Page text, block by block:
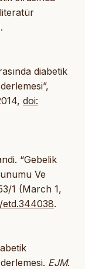
diabetik
doi:
“Gebelik
Ve
1 (March 1,
etd.344038.
EJM.